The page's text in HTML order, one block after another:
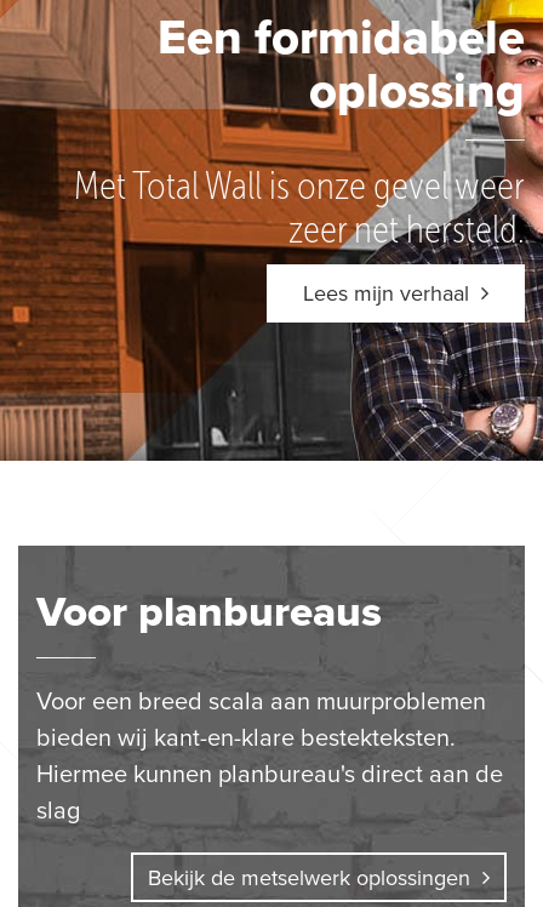
Een formidabele
oplossing
Met Total Wall is onze gevel weer
zeer net hersteld.
Lees mijn verhaal
Voor planbureaus
Voor een breed scala aan muurproblemen
bieden wij kant-en-klare bestekteksten.
Hiermee kunnen planbureau's direct aan de
slag
Bekijk de metselwerk oplossingen